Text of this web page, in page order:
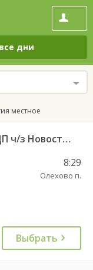
дни
местное
565А Черняховск АС — Озерск КДП ч/з Новостроево п.
8:29
Олехово п.
Выбрать